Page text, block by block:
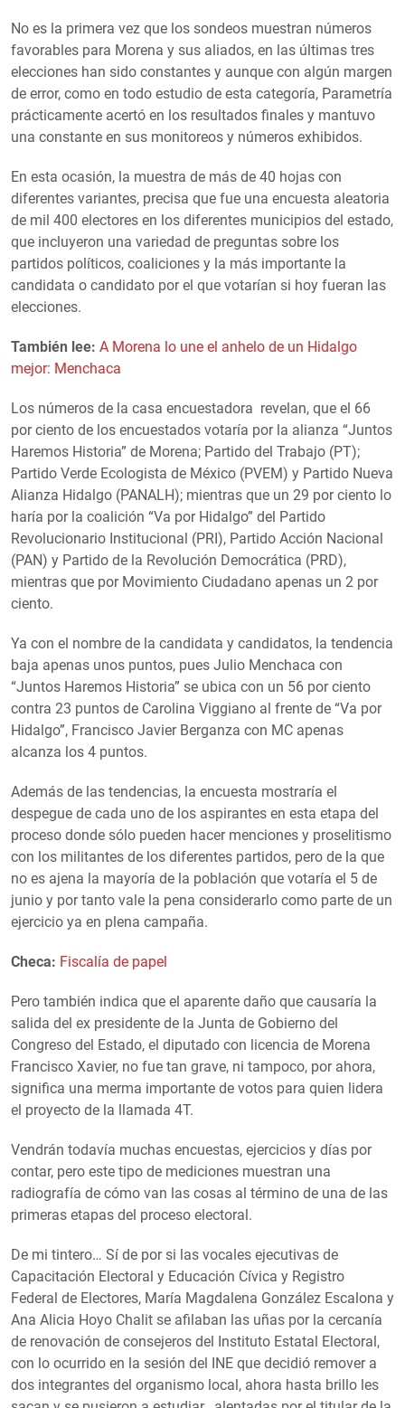
No es la primera vez que los sondeos muestran números
favorables para Morena y sus aliados, en las últimas tres
elecciones han sido constantes y aunque con algún margen
de error, como en todo estudio de esta categoría, Parametría
prácticamente acertó en los resultados finales y mantuvo
una constante en sus monitoreos y números exhibidos.
En esta ocasión, la muestra de más de 40 hojas con
diferentes variantes, precisa que fue una encuesta aleatoria
de mil 400 electores en los diferentes municipios del estado,
que incluyeron una variedad de preguntas sobre los
partidos políticos, coaliciones y la más importante la
candidata o candidato por el que votarían si hoy fueran las
elecciones.
También lee: A Morena lo une el anhelo de un Hidalgo
mejor: Menchaca
Los números de la casa encuestadora revelan, que el 66
por ciento de los encuestados votaría por la alianza “Juntos
Haremos Historia” de Morena; Partido del Trabajo (PT);
Partido Verde Ecologista de México (PVEM) y Partido Nueva
Alianza Hidalgo (PANALH); mientras que un 29 por ciento lo
haría por la coalición “Va por Hidalgo” del Partido
Revolucionario Institucional (PRI), Partido Acción Nacional
(PAN) y Partido de la Revolución Democrática (PRD),
mientras que por Movimiento Ciudadano apenas un 2 por
ciento.
Ya con el nombre de la candidata y candidatos, la tendencia
baja apenas unos puntos, pues Julio Menchaca con
“Juntos Haremos Historia” se ubica con un 56 por ciento
contra 23 puntos de Carolina Viggiano al frente de “Va por
Hidalgo”, Francisco Javier Berganza con MC apenas
alcanza los 4 puntos.
Además de las tendencias, la encuesta mostraría el
despegue de cada uno de los aspirantes en esta etapa del
proceso donde sólo pueden hacer menciones y proselitismo
con los militantes de los diferentes partidos, pero de la que
no es ajena la mayoría de la población que votaría el 5 de
junio y por tanto vale la pena considerarlo como parte de un
ejercicio ya en plena campaña.
Checa: Fiscalía de papel
Pero también indica que el aparente daño que causaría la
salida del ex presidente de la Junta de Gobierno del
Congreso del Estado, el diputado con licencia de Morena
Francisco Xavier, no fue tan grave, ni tampoco, por ahora,
significa una merma importante de votos para quien lidera
el proyecto de la llamada 4T.
Vendrán todavía muchas encuestas, ejercicios y días por
contar, pero este tipo de mediciones muestran una
radiografía de cómo van las cosas al término de una de las
primeras etapas del proceso electoral.
De mi tintero… Sí de por si las vocales ejecutivas de
Capacitación Electoral y Educación Cívica y Registro
Federal de Electores, María Magdalena González Escalona y
Ana Alicia Hoyo Chalit se afilaban las uñas por la cercanía
de renovación de consejeros del Instituto Estatal Electoral,
con lo ocurrido en la sesión del INE que decidió remover a
dos integrantes del organismo local, ahora hasta brillo les